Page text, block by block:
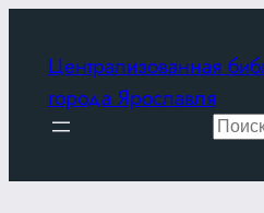
содержимому
Централизованная
города Ярославля